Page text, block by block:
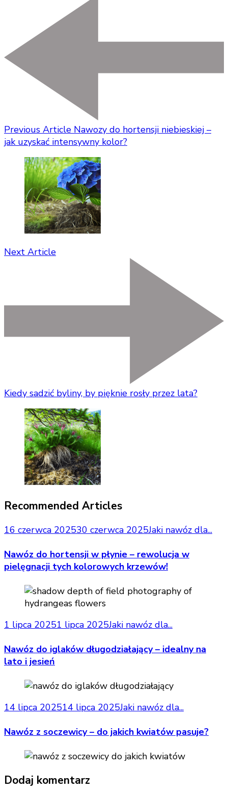
Previous Article Nawozy do hortensji niebieskiej –
jak uzyskać intensywny kolor?
Next Article
Kiedy sadzić byliny, by pięknie rosły przez lata?
Recommended Articles
16 czerwca 202530 czerwca 2025Jaki nawóz dla...
Nawóz do hortensji w płynie – rewolucja w
pielęgnacji tych kolorowych krzewów!
1 lipca 20251 lipca 2025Jaki nawóz dla...
Nawóz do iglaków długodziałający – idealny na
lato i jesień
14 lipca 202514 lipca 2025Jaki nawóz dla...
Nawóz z soczewicy – do jakich kwiatów pasuje?
Dodaj komentarz